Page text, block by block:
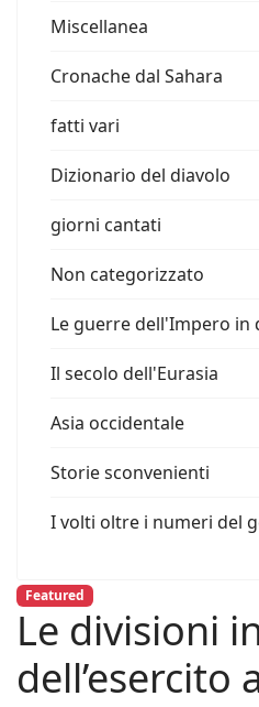
Miscellanea
Cronache dal Sahara
fatti vari
Dizionario del diavolo
giorni cantati
Non categorizzato
Le guerre dell'Impero in
Il secolo dell'Eurasia
Asia occidentale
Storie sconvenienti
I volti oltre i numeri del
Featured
Le divisioni
dell’esercito